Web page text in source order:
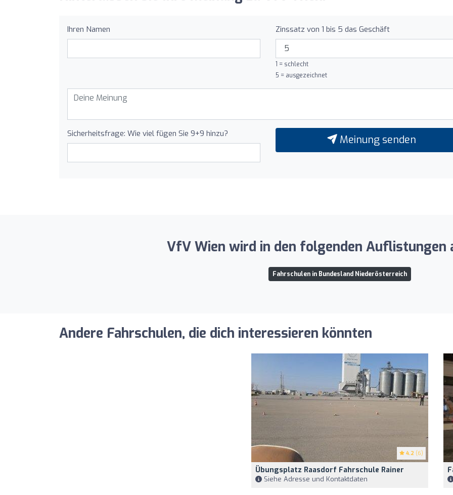
Ihren Namen Zinssatz von 1 bis 5 das Geschäft
1 = schlecht
5 = ausgezeichnet
Sicherheitsfrage: Wie viel fügen Sie 9+9 hinzu? Meinung senden
VfV Wien wird in den folgenden Auflistungen
Fahrschulen in Bundesland Niederösterreich
Andere Fahrschulen, die dich interessieren könnten
4.2 (6)
Übungsplatz Raasdorf Fahrschule Rainer
Siehe Adresse und Kontaktdaten